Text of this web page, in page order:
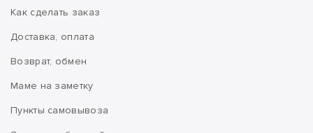
Как сделать заказ
Доставка, оплата
Возврат, обмен
Маме на заметку
Пункты самовывоза